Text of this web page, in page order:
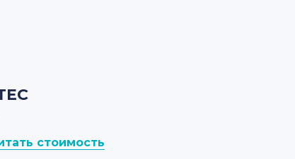
стоимость